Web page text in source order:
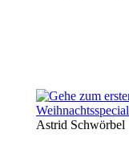
Astrid Schwörbel